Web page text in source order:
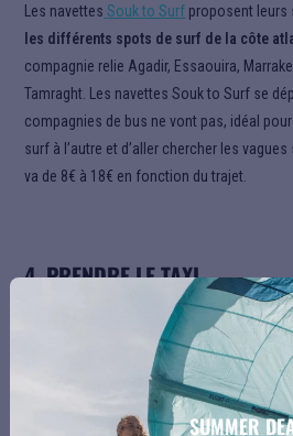
Les navettes Souk to Surf proposent
les différents spots de surf de la côte
compagnie relie Agadir, Essaouira,
Tamraght. Les navettes Souk to Surf se
compagnies de bus ne vont pas, idéal
surf à l’autre et d’aller chercher les
va de 8€ à 18€ en fonction du trajet.
4. PRENDRE LE TAXI
On trouve deux types de taxi au Maroc :
SUMMER